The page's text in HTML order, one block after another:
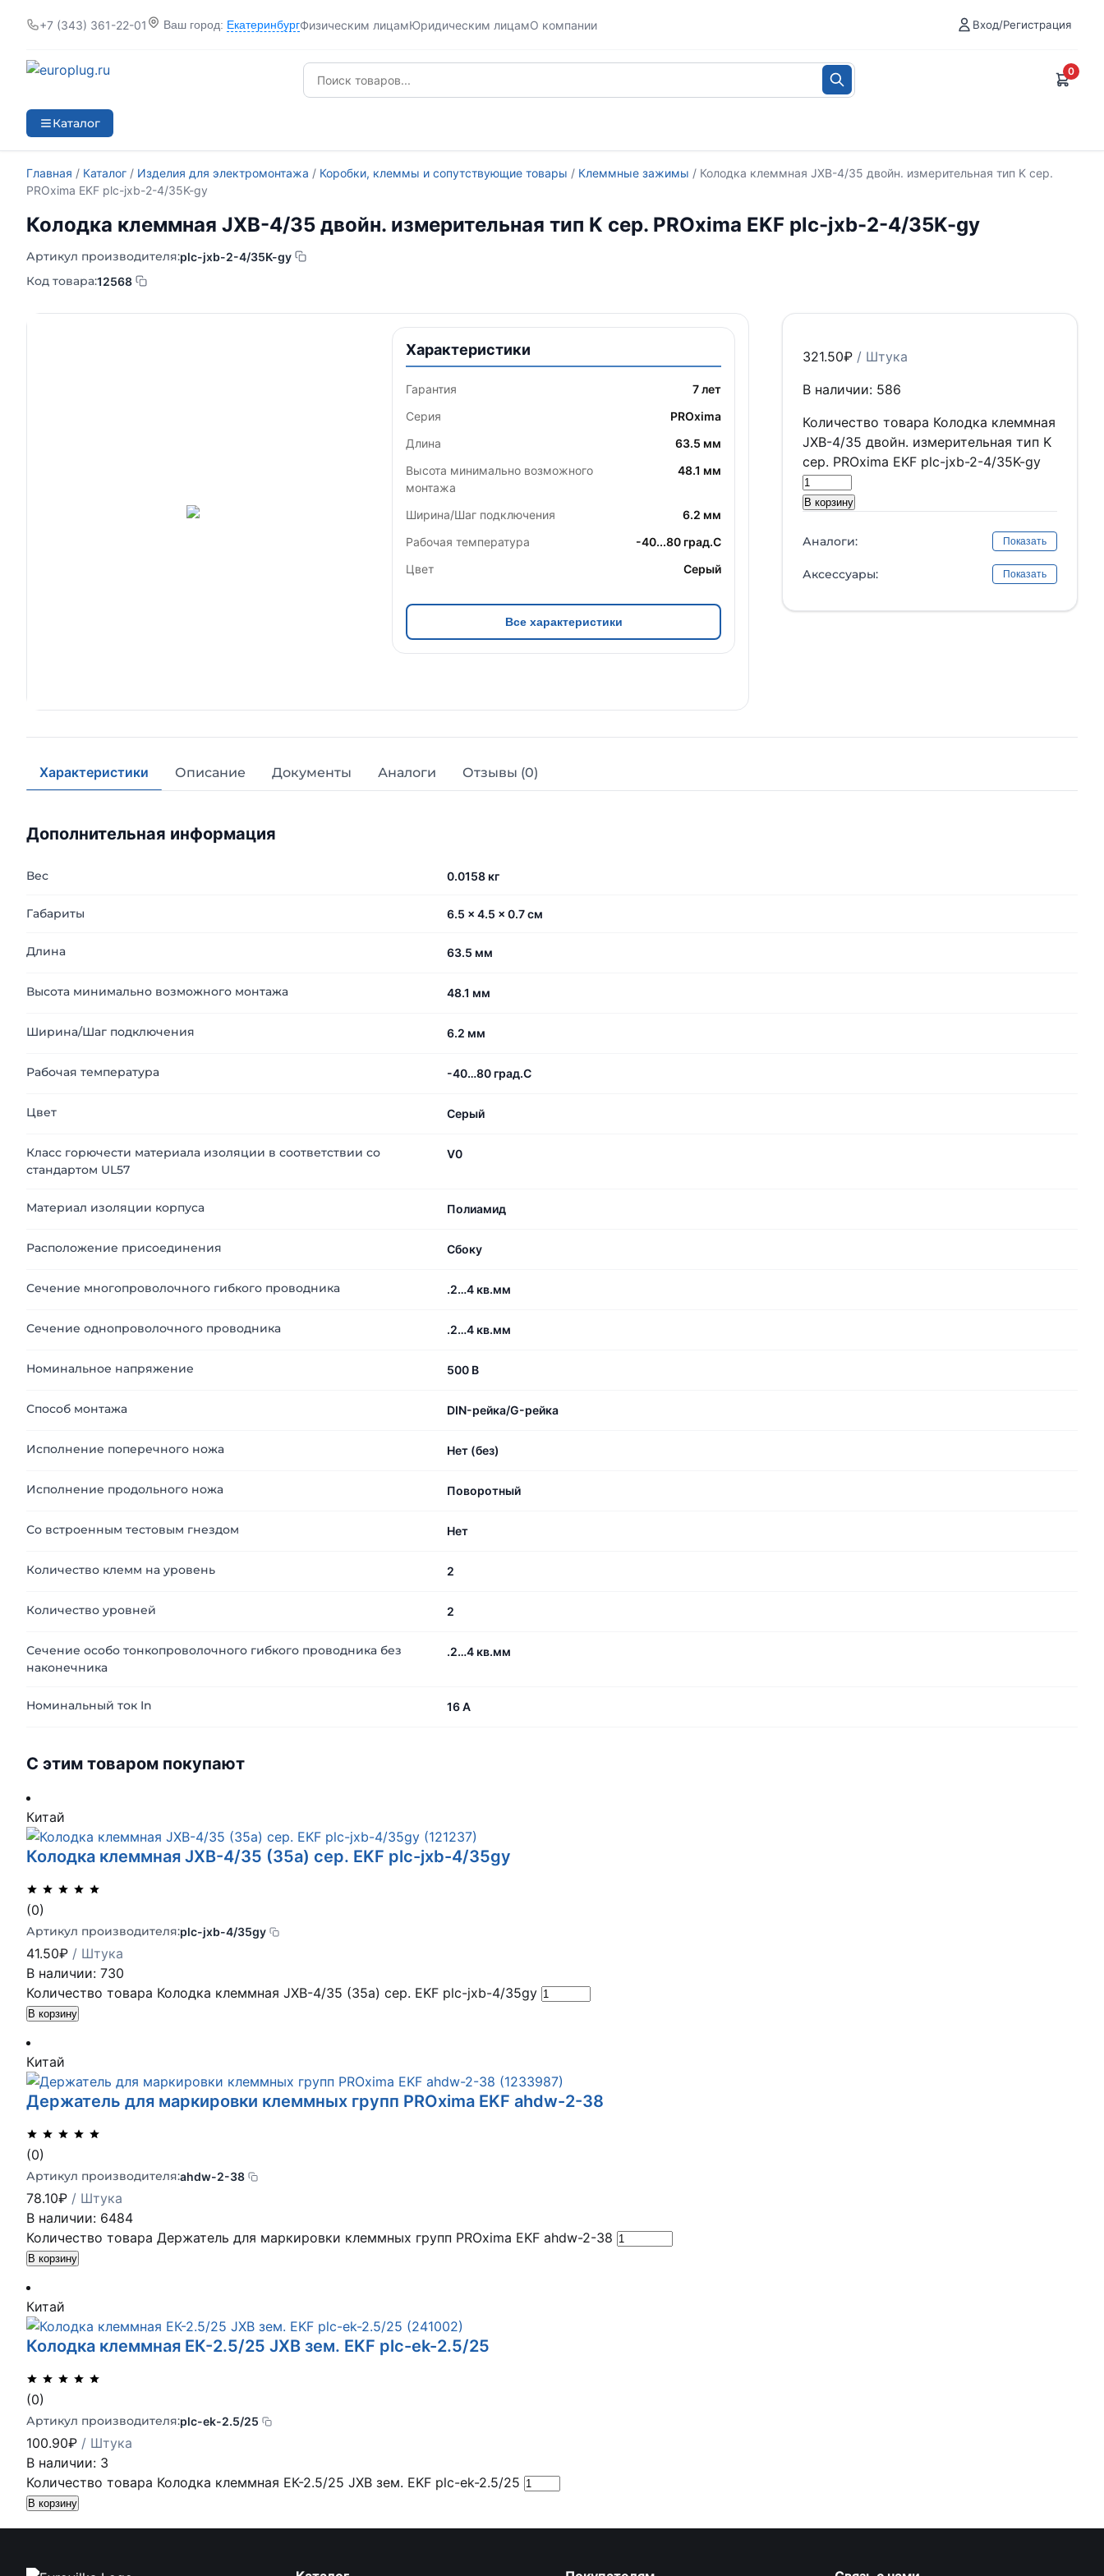
+7 (343) 361-22-01 Ваш город: ЕкатеринбургФизическим лицамЮридическим лицамО компании Вход/Регистрация
0
Каталог
Главная / Каталог / Изделия для электромонтажа / Коробки, клеммы и сопутствующие товары / Клеммные зажимы / Колодка клеммная JXB-4/35 двойн. измерительная тип K сер.
PROxima EKF plc-jxb-2-4/35K-gy
Колодка клеммная JXB-4/35 двойн. измерительная тип K сер. PROxima EKF plc-jxb-2-4/35K-gy
Артикул производителя:plc-jxb-2-4/35K-gy
Код товара:12568
Характеристики
Гарантия
7 лет
Серия
PROxima
Длина
63.5 мм
Высота минимально возможного
монтажа
48.1 мм
Ширина/Шаг подключения
6.2 мм
Рабочая температура
-40...80 град.C
Цвет
Серый
Все характеристики
321.50₽ / Штука
В наличии: 586
Количество товара Колодка клеммная
JXB-4/35 двойн. измерительная тип K
сер. PROxima EKF plc-jxb-2-4/35K-gy
В корзину
Аналоги: Показать
Аксессуары: Показать
Характеристики Описание Документы Аналоги Отзывы (0)
Дополнительная информация
Вес 0.0158 кг
Габариты 6.5 × 4.5 × 0.7 см
Длина 63.5 мм
Высота минимально возможного монтажа 48.1 мм
Ширина/Шаг подключения 6.2 мм
Рабочая температура -40…80 град.C
Цвет Серый
Класс горючести материала изоляции в соответствии со
стандартом UL57
V0
Материал изоляции корпуса Полиамид
Расположение присоединения Сбоку
Сечение многопроволочного гибкого проводника .2…4 кв.мм
Сечение однопроволочного проводника .2…4 кв.мм
Номинальное напряжение 500 В
Способ монтажа DIN-рейка/G-рейка
Исполнение поперечного ножа Нет (без)
Исполнение продольного ножа Поворотный
Со встроенным тестовым гнездом Нет
Количество клемм на уровень 2
Количество уровней 2
Сечение особо тонкопроволочного гибкого проводника без
наконечника
.2…4 кв.мм
Номинальный ток In 16 А
С этим товаром покупают
Китай
Колодка клеммная JXB-4/35 (35а) сер. EKF plc-jxb-4/35gy
(0)
Артикул производителя:plc-jxb-4/35gy
41.50₽ / Штука
В наличии: 730
Количество товара Колодка клеммная JXB-4/35 (35а) сер. EKF plc-jxb-4/35gy
В корзину
Китай
Держатель для маркировки клеммных групп PROxima EKF ahdw-2-38
(0)
Артикул производителя:ahdw-2-38
78.10₽ / Штука
В наличии: 6484
Количество товара Держатель для маркировки клеммных групп PROxima EKF ahdw-2-38
В корзину
Китай
Колодка клеммная ЕК-2.5/25 JXB зем. EKF plc-ek-2.5/25
(0)
Артикул производителя:plc-ek-2.5/25
100.90₽ / Штука
В наличии: 3
Количество товара Колодка клеммная ЕК-2.5/25 JXB зем. EKF plc-ek-2.5/25
В корзину